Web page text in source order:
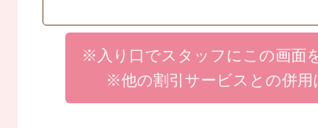
※入り口でスタッフにこの画面
※他の割引サービスとの併